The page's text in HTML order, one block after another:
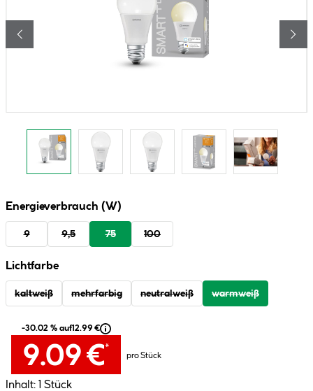
Energieverbrauch (W)
9 9,5 75 100
Lichtfarbe
kaltweiß mehrfarbig neutralweiß warmweiß
-30.02 % auf12.99 €
9.09 €*
pro Stück
Inhalt: 1 Stück